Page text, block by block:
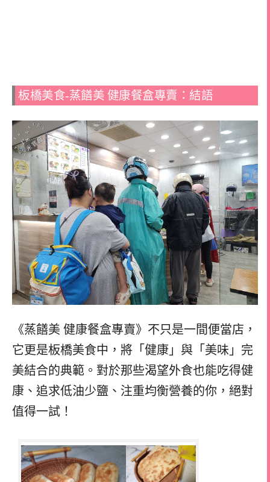
板橋美食-蒸饍美 ️健康餐盒專賣：結語
《蒸饍美 ️健康餐盒專賣》不只是一間便當店，
它更是板橋美食中，將「健康」與「美味」完
美結合的典範。對於那些渴望外食也能吃得健
康、追求低油少鹽、注重均衡營養的你，絕對
值得一試！